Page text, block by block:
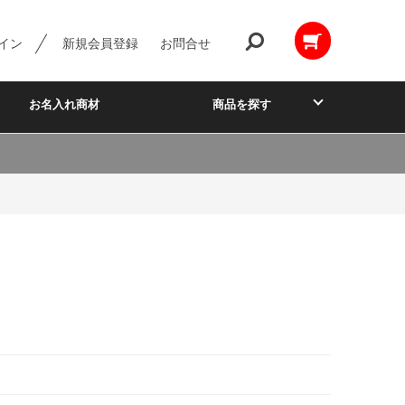
ン 新規会員登録 お問合せ
お名入れ商材 商品を探す